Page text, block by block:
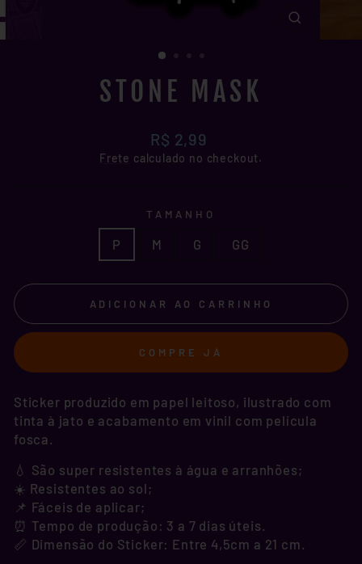
STONE MASK
Preço
normal
R$ 2,99
Frete calculado no checkout.
TAMANHO
P M G GG
ADICIONAR AO CARRINHO
COMPRE JÁ
Sticker produzido em papel leitoso, ilustrado com
tinta à jato e acabamento em vinil com película
fosca.
💧 São super resistentes à água e arranhões;
☀️ Resistentes ao sol;
📌 Fáceis de aplicar;
⏰ Tempo de produção: 3 a 7 dias úteis.
📏 Dimensão do Sticker: Entre 4,5cm a 21 cm.